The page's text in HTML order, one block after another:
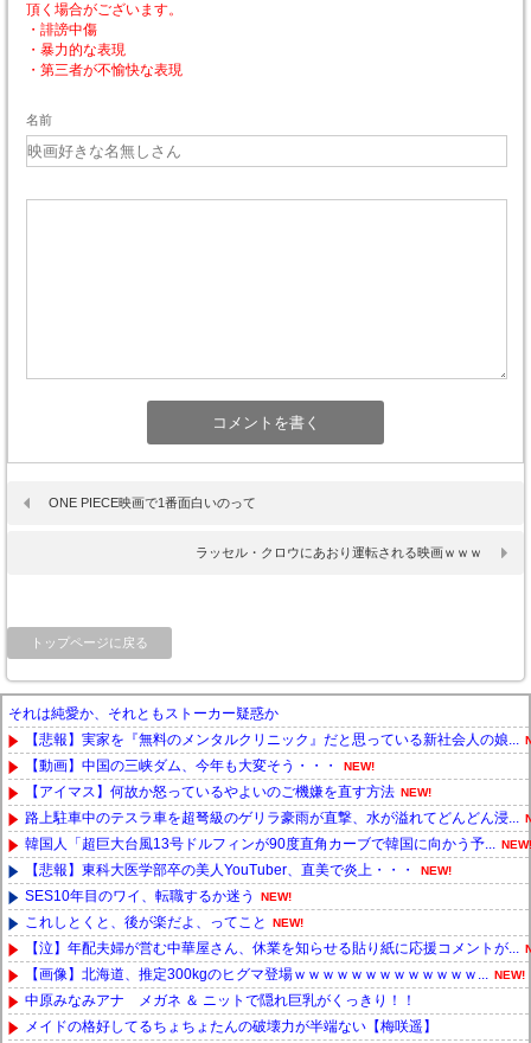
頂く場合がございます。
・誹謗中傷
・暴力的な表現
・第三者が不愉快な表現
名前
ONE PIECE映画で1番面白いのって
ラッセル・クロウにあおり運転される映画ｗｗｗ
トップページに戻る
それは純愛か、それともストーカー疑惑か
【悲報】実家を『無料のメンタルクリニック』だと思っている新社会人の娘...
【動画】中国の三峡ダム、今年も大変そう・・・ NEW!
【アイマス】何故か怒っているやよいのご機嫌を直す方法 NEW!
路上駐車中のテスラ車を超弩級のゲリラ豪雨が直撃、水が溢れてどんどん浸...
韓国人「超巨大台風13号ドルフィンが90度直角カーブで韓国に向かう予... NEW!
【悲報】東科大医学部卒の美人YouTuber、直美で炎上・・・ NEW!
SES10年目のワイ、転職するか迷う NEW!
これしとくと、後が楽だよ、ってこと NEW!
【泣】年配夫婦が営む中華屋さん、休業を知らせる貼り紙に応援コメントが...
【画像】北海道、推定300kgのヒグマ登場ｗｗｗｗｗｗｗｗｗｗｗｗｗ... NEW!
中原みなみアナ メガネ ＆ ニットで隠れ巨乳がくっきり！！
メイドの格好してるちょちょたんの破壊力が半端ない【梅咲遥】